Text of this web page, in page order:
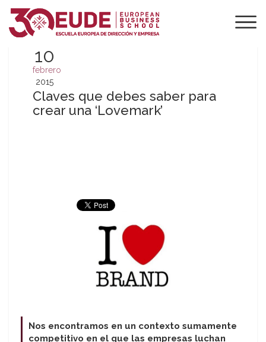
10
febrero
2015
Claves que debes saber para
crear una ‘Lovemark’
Nos encontramos en un contexto sumamente
competitivo en el que las empresas luchan